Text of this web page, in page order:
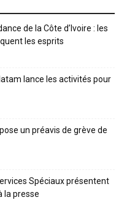
de la Côte d’Ivoire : les
les esprits
lance les activités pour
un préavis de grève de
Spéciaux présentent
la presse